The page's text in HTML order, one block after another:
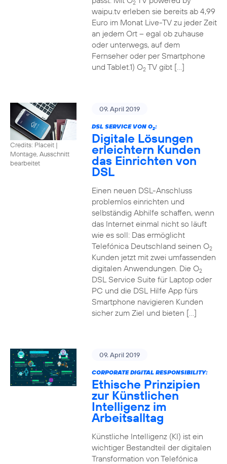
2
waipu.tv erleben sie bereits ab 4,99
Euro im Monat Live-TV zu jeder Zeit
an jedem Ort – egal ob zuhause
oder unterwegs, auf dem
Fernseher oder per Smartphone
und Tablet.1) O2TV gibt […]
Credits: Placeit |
Montage, Ausschnitt
bearbeitet
09. April 2019
DSL SERVICE VON O2:
Digitale Lösungen
erleichtern Kunden
das Einrichten von
DSL
Einen neuen DSL-Anschluss
problemlos einrichten und
selbständig Abhilfe schaffen, wenn
das Internet einmal nicht so läuft
wie es soll: Das ermöglicht
Telefónica Deutschland seinen O2
Kunden jetzt mit zwei umfassenden
digitalen Anwendungen. Die O2
DSL Service Suite für Laptop oder
PC und die DSL Hilfe App fürs
Smartphone navigieren Kunden
sicher zum Ziel und bieten […]
09. April 2019
CORPORATE DIGITAL RESPONSIBILITY:
Ethische Prinzipien
zur Künstlichen
Intelligenz im
Arbeitsalltag
Künstliche Intelligenz (KI) ist ein
wichtiger Bestandteil der digitalen
Transformation von Telefónica